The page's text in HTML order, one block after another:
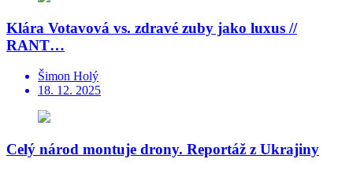
Klára Votavová vs. zdravé zuby jako luxus //
RANT…
Šimon Holý
18. 12. 2025
Celý národ montuje drony. Reportáž z Ukrajiny